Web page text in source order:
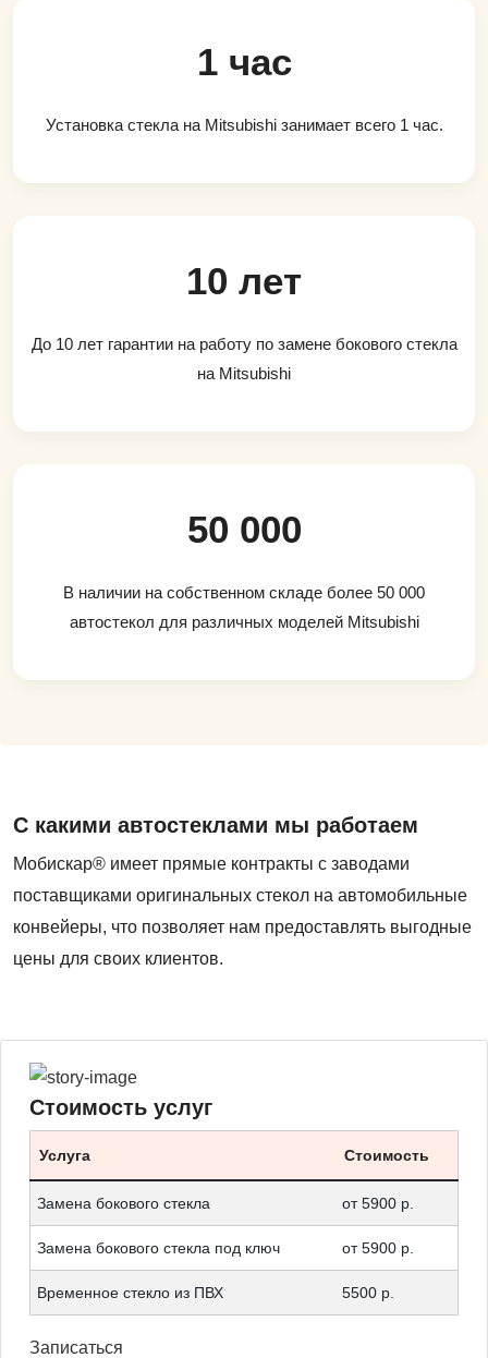
1 час
Установка стекла на Mitsubishi занимает всего 1 час.
10 лет
До 10 лет гарантии на работу по замене бокового стекла
на Mitsubishi
50 000
В наличии на собственном складе более 50 000
автостекол для различных моделей Mitsubishi
С какими автостеклами мы работаем
Мобискар® имеет прямые контракты с заводами
поставщиками оригинальных стекол на автомобильные
конвейеры, что позволяет нам предоставлять выгодные
цены для своих клиентов.
Стоимость услуг
Услуга Стоимость
Замена бокового стекла от 5900 р.
Замена бокового стекла под ключ от 5900 р.
Временное стекло из ПВХ 5500 р.
Записаться